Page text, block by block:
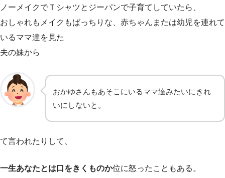
ノーメイクでＴシャツとジーパンで子育てしていたら、
おしゃれもメイクもばっちりな、赤ちゃんまたは幼児を連れて
いるママ達を見た
夫の妹から
おかゆさんもあそこにいるママ達みたいにきれ
いにしないと。
て言われたりして、
一生あなたとは口をきくものか位に怒ったこともある。